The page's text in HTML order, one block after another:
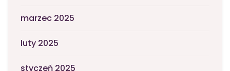
marzec 2025
luty 2025
styczeń 2025